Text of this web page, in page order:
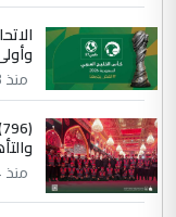
منذ 13 ساعة
منذ 14 ساعة